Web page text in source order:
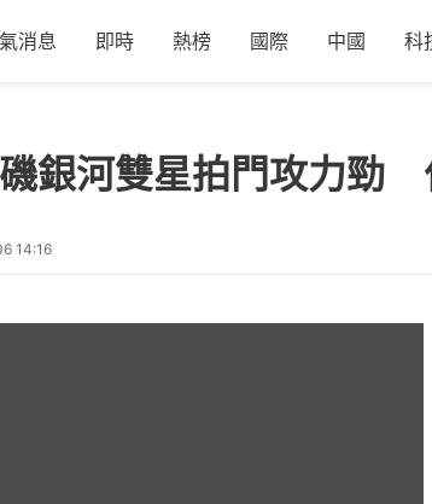
消息 即時 熱榜 國際 中國 科
銀河雙星拍門攻力勁
14:16